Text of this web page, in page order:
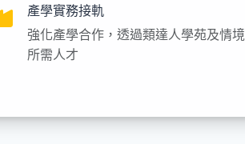
產學實務接軌
強化產學合作，透過類達人學苑及情
所需人才